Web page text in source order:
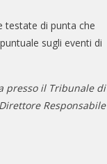
testate di punta che
sugli eventi di
presso il Tribunale di
Responsabile